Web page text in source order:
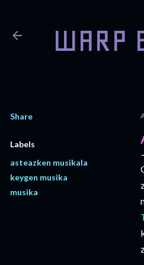
WARP
Share
Labels
asteazken musikala
keygen musika
musika